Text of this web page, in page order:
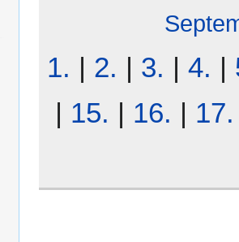
1. | 2. | 3. | 4. |
| 15. | 16. | 17.